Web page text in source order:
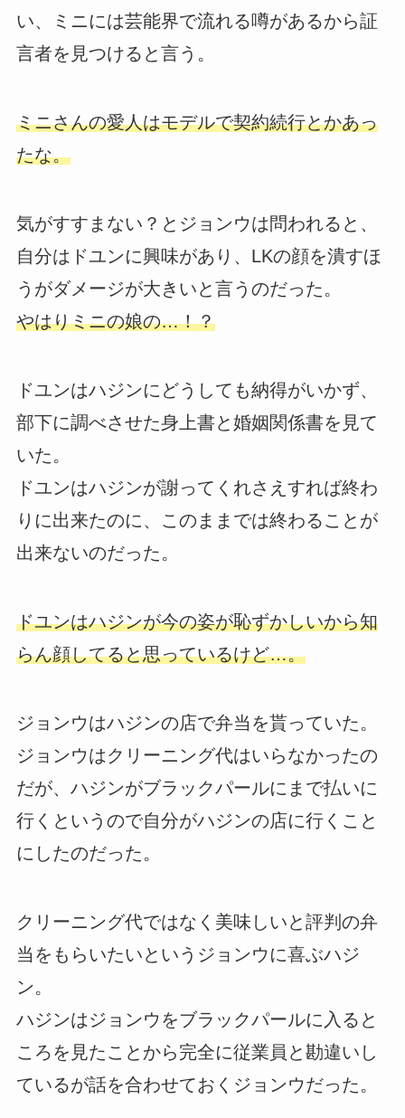
い、ミニには芸能界で流れる噂があるから証
言者を見つけると言う。
ミニさんの愛人はモデルで契約続行とかあっ
たな。
気がすすまない？とジョンウは問われると、
自分はドユンに興味があり、LKの顔を潰すほ
うがダメージが大きいと言うのだった。
やはりミニの娘の…！？
ドユンはハジンにどうしても納得がいかず、
部下に調べさせた身上書と婚姻関係書を見て
いた。
ドユンはハジンが謝ってくれさえすれば終わ
りに出来たのに、このままでは終わることが
出来ないのだった。
ドユンはハジンが今の姿が恥ずかしいから知
らん顔してると思っているけど…。
ジョンウはハジンの店で弁当を貰っていた。
ジョンウはクリーニング代はいらなかったの
だが、ハジンがブラックパールにまで払いに
行くというので自分がハジンの店に行くこと
にしたのだった。
クリーニング代ではなく美味しいと評判の弁
当をもらいたいというジョンウに喜ぶハジ
ン。
ハジンはジョンウをブラックパールに入ると
ころを見たことから完全に従業員と勘違いし
ているが話を合わせておくジョンウだった。